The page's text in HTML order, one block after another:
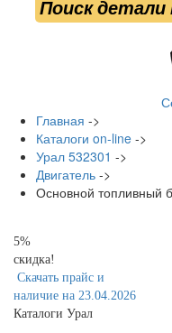
Главная ->
Каталоги on-line ->
Урал 532301 ->
Двигатель ->
Основной топливный
5%
скидка!
Скачать прайс и
наличие на 23.04.2026
Каталоги Урал